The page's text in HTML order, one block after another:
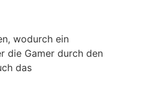
wodurch ein
die Gamer durch den
das